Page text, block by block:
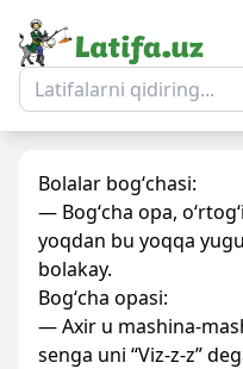
Bolalar bogʻchasi:
— Bogʻcha opa,
yoqdan bu yoqqa
bolakay.
Bogʻcha opasi:
— Axir u mashina-
senga uni “Viz-z-z”